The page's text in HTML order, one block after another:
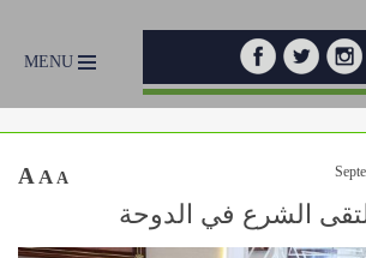
MENU
A A A
الشرع في الدوحة